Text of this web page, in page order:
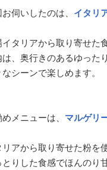
伺いしたのは、 イタリ
イタリアから取り寄せた
は、奥行きのあるゆった
シーンで楽しめます。
メニューは、 マルゲリ
リアから取り寄せた粉を
とりした食感でほんのり